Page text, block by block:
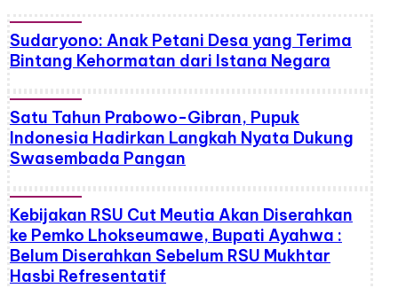
Sudaryono: Anak Petani Desa yang Terima
Bintang Kehormatan dari Istana Negara
Satu Tahun Prabowo-Gibran, Pupuk
Indonesia Hadirkan Langkah Nyata Dukung
Swasembada Pangan
Kebijakan RSU Cut Meutia Akan Diserahkan
ke Pemko Lhokseumawe, Bupati Ayahwa :
Belum Diserahkan Sebelum RSU Mukhtar
Hasbi Refresentatif